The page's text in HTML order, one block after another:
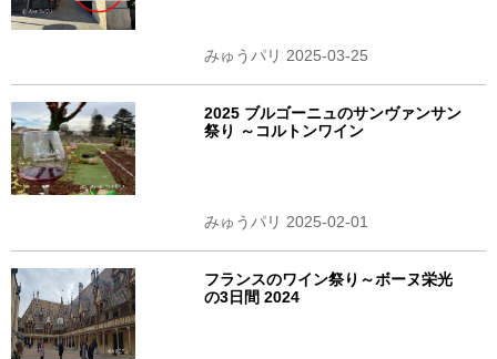
みゅうパリ 2025-03-25
2025 ブルゴーニュのサンヴァンサン
祭り ～コルトンワイン
みゅうパリ 2025-02-01
フランスのワイン祭り～ボーヌ栄光
の3日間 2024